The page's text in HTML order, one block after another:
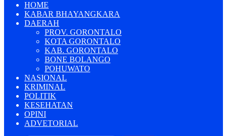
HOME
KABAR BHAYANGKARA
DAERAH
PROV. GORONTALO
KOTA GORONTALO
KAB. GORONTALO
BONE BOLANGO
POHUWATO
NASIONAL
KRIMINAL
POLITIK
KESEHATAN
OPINI
ADVETORIAL